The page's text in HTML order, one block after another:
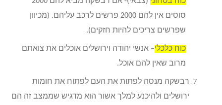
סוסים אין להם 2000 פרשים לרכב עליהם. (מכיוון
שפרשים צריכים להיות חזקים).
כוח כלכלי– אנשי יהודה וירושלים אוכלים את צואתם
מרוב שאין להם אוכל.
רבשקה מנסה לפתות את העם לפתוח את חומות
ירושלים ולהיכנע למלך אשור הוא מדגיש שממצב זה הם